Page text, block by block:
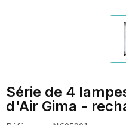
Série de 4
d'Air Gima -